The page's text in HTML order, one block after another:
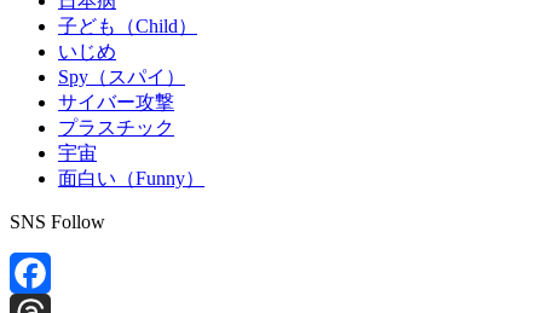
子ども（Child）
いじめ
Spy（スパイ）
サイバー攻撃
プラスチック
宇宙
面白い（Funny）
SNS Follow